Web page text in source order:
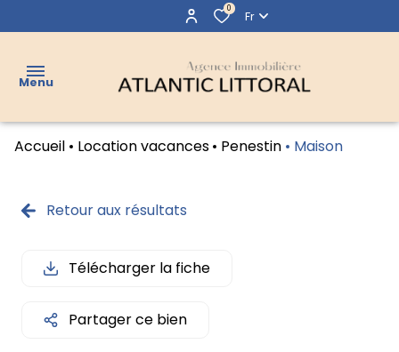
0
Fr
Menu
LOCATIONS
VACANCES
Accueil Location vacances Penestin Maison
Retour aux résultats
Télécharger la fiche
Partager ce bien